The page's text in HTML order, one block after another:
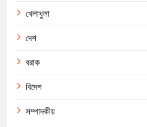
খেলাধুলা
দেশ
বরাক
বিদেশ
সম্পাদকীয়